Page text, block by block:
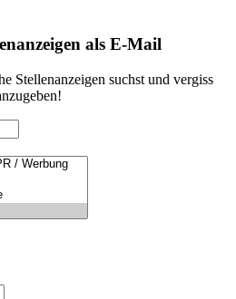
als E-Mail
Stellenanzeigen suchst und vergiss